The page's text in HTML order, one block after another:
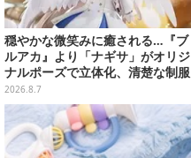
穏やかな微笑みに癒される…『ブ
ルアカ』より「ナギサ」がオリジ
ナルポーズで立体化、清楚な制服
は白の彩色にこだわり
2026.8.7